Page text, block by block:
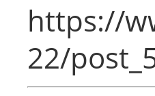
https://
22/